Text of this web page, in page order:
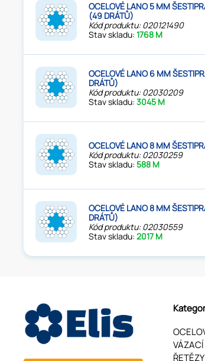
OCELOVÉ LANO 5 MM
(49 DRÁTŮ)
Kód produktu: 020121490
Stav skladu:1768 M
OCELOVÉ LANO 6 MM
DRÁTŮ)
Kód produktu: 02030209
Stav skladu:3045 M
OCELOVÉ LANO 8 MM
Kód produktu: 02030259
Stav skladu:588 M
OCELOVÉ LANO 8 MM
DRÁTŮ)
Kód produktu: 02030559
Stav skladu:2017 M
ŘETĚZY